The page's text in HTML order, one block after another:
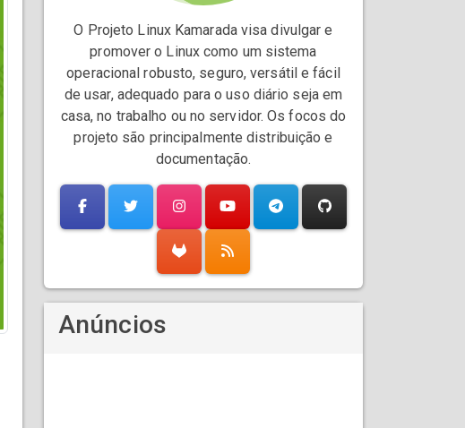
O Projeto Linux Kamarada visa divulgar e
promover o Linux como um sistema
operacional robusto, seguro, versátil e fácil
de usar, adequado para o uso diário seja em
casa, no trabalho ou no servidor. Os focos do
projeto são principalmente distribuição e
documentação.
Anúncios